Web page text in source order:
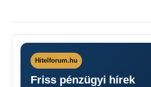
Hitelforum.hu
Friss pénzügyi hírek